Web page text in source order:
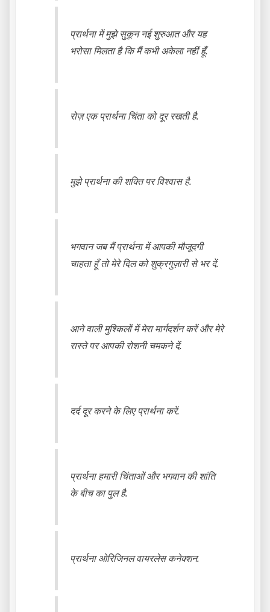
प्रार्थना में मुझे सुकून नई शुरुआत और यह
भरोसा मिलता है कि मैं कभी अकेला नहीं हूँ.
रोज़ एक प्रार्थना चिंता को दूर रखती है.
मुझे प्रार्थना की शक्ति पर विश्वास है.
भगवान जब मैं प्रार्थना में आपकी मौजूदगी
चाहता हूँ तो मेरे दिल को शुक्रगुज़ारी से भर दें.
आने वाली मुश्किलों में मेरा मार्गदर्शन करें और मेरे
रास्ते पर आपकी रोशनी चमकने दें.
दर्द दूर करने के लिए प्रार्थना करें.
प्रार्थना हमारी चिंताओं और भगवान की शांति
के बीच का पुल है.
प्रार्थना ओरिजिनल वायरलेस कनेक्शन.